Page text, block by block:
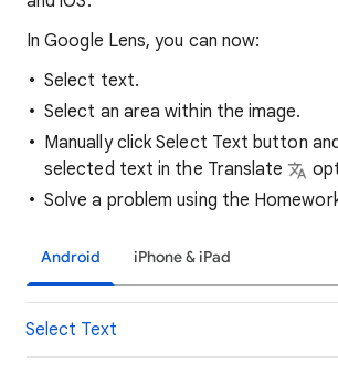
In Google Lens, you can now:
Select text.
Select an area within the image.
Manually click Select Text button
selected text in the Translate
Solve a problem using the
Android iPhone & iPad
Select Text